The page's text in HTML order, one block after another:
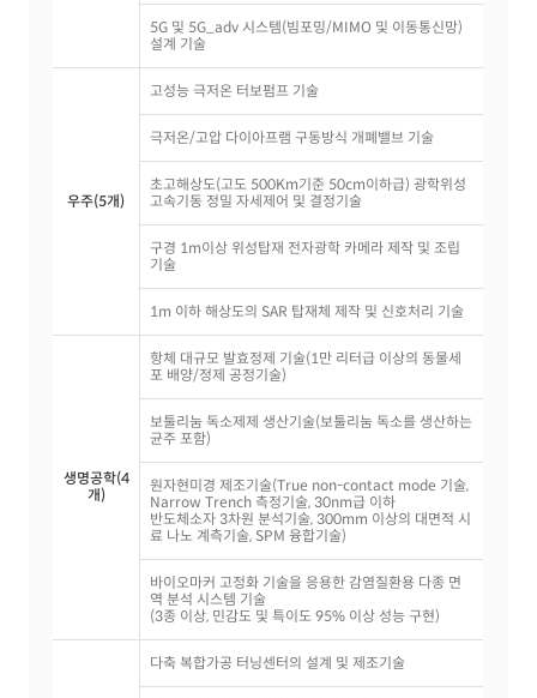
5G 및 5G_adv 시스템(빔포밍/MIMO 및 이동통신망)
설계 기술
우주(5개)
고성능 극저온 터보펌프 기술
극저온/고압 다이아프램 구동방식 개폐밸브 기술
초고해상도(고도 500Km기준 50cm이하급) 광학위성
고속기동 정밀 자세제어 및 결정기술
구경 1m이상 위성탑재 전자광학 카메라 제작 및 조립
기술
1m 이하 해상도의 SAR 탑재체 제작 및 신호처리 기술
생명공학(4
개)
항체 대규모 발효정제 기술(1만 리터급 이상의 동물세
포 배양/정제 공정기술)
보툴리눔 독소제제 생산기술(보툴리눔 독소를 생산하는
균주 포함)
원자현미경 제조기술(True non-contact mode 기술,
Narrow Trench 측정기술, 30nm급 이하
반도체소자 3차원 분석기술, 300mm 이상의 대면적 시
료 나노 계측기술, SPM 융합기술)
바이오마커 고정화 기술을 응용한 감염질환용 다종 면
역 분석 시스템 기술
(3종 이상, 민감도 및 특이도 95% 이상 성능 구현)
다축 복합가공 터닝센터의 설계 및 제조기술